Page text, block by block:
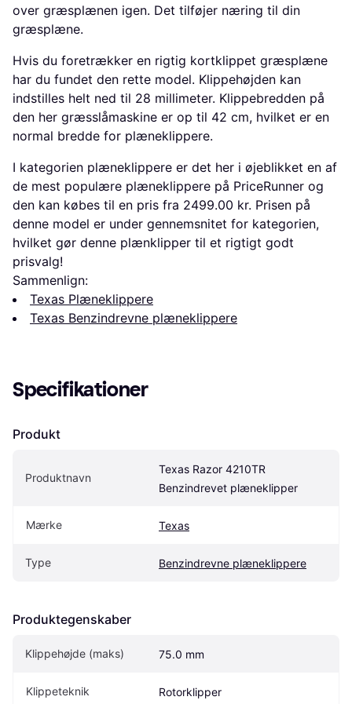
over græsplænen igen. Det tilføjer næring til din
græsplæne.
Hvis du foretrækker en rigtig kortklippet græsplæne
har du fundet den rette model. Klippehøjden kan
indstilles helt ned til 28 millimeter. Klippebredden på
den her græsslåmaskine er op til 42 cm, hvilket er en
normal bredde for plæneklippere.
I kategorien plæneklippere er det her i øjeblikket en af
de mest populære plæneklippere på PriceRunner og
den kan købes til en pris fra 2499.00 kr. Prisen på
denne model er under gennemsnitet for kategorien,
hvilket gør denne plænklipper til et rigtigt godt
prisvalg!
Sammenlign:
Texas Plæneklippere
Texas Benzindrevne plæneklippere
Specifikationer
Produkt
Produktnavn
Texas Razor 4210TR
Benzindrevet plæneklipper
Mærke Texas
Type Benzindrevne plæneklippere
Produktegenskaber
Klippehøjde (maks) 75.0 mm
Klippeteknik Rotorklipper